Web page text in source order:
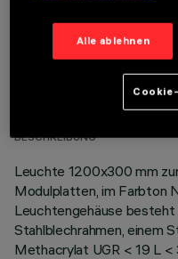
TECHNISCHE
LETZTES UPDATE: 06.08.2026
BESCHREIBUNG
Leuchte 1200x300 mm
Modulplatten, im Farbton
Leuchtengehäuse besteht
Stahlblechrahmen, einem
Methacrylat UGR < 19 L
Alle ablehnen